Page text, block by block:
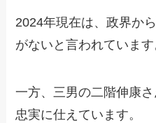
2024年現在は、政界か
がないと言われています
一方、三男の二階伸康
忠実に仕えています。